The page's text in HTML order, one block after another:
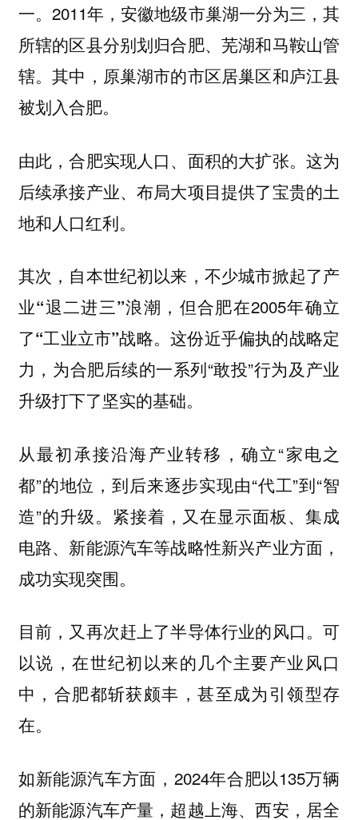
一。2011年，安徽地级市巢湖一分为三，其
所辖的区县分别划归合肥、芜湖和马鞍山管
辖。其中，原巢湖市的市区居巢区和庐江县
被划入合肥。
由此，合肥实现人口、面积的大扩张。这为
后续承接产业、布局大项目提供了宝贵的土
地和人口红利。
其次，自本世纪初以来，不少城市掀起了产
业“退二进三”浪潮，但合肥在2005年确立
了“工业立市”战略。这份近乎偏执的战略定
力，为合肥后续的一系列“敢投”行为及产业
升级打下了坚实的基础。
从最初承接沿海产业转移，确立“家电之
都”的地位，到后来逐步实现由“代工”到“智
造”的升级。紧接着，又在显示面板、集成
电路、新能源汽车等战略性新兴产业方面，
成功实现突围。
目前，又再次赶上了半导体行业的风口。可
以说，在世纪初以来的几个主要产业风口
中，合肥都斩获颇丰，甚至成为引领型存
在。
如新能源汽车方面，2024年合肥以135万辆
的新能源汽车产量，超越上海、西安，居全